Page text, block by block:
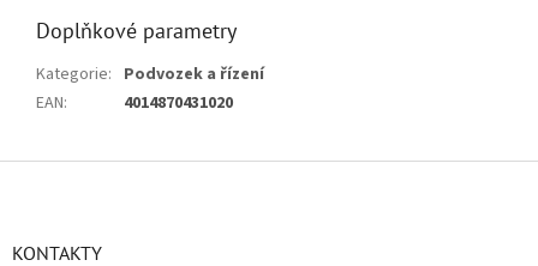
Doplňkové parametry
Kategorie: Podvozek a řízení
EAN: 4014870431020
KONTAKTY